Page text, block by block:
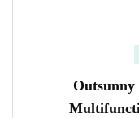
Outsunny